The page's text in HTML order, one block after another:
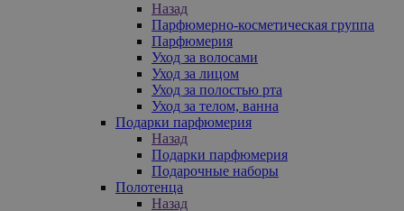
Назад
Парфюмерно-косметическая группа
Парфюмерия
Уход за волосами
Уход за лицом
Уход за полостью рта
Уход за телом, ванна
Подарки парфюмерия
Назад
Подарки парфюмерия
Подарочные наборы
Полотенца
Назад